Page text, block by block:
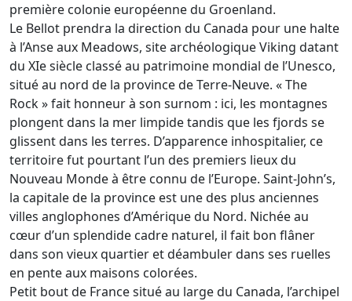
première colonie européenne du Groenland.
Le Bellot prendra la direction du Canada pour une halte
à l’Anse aux Meadows, site archéologique Viking datant
du XIe siècle classé au patrimoine mondial de l’Unesco,
situé au nord de la province de Terre-Neuve. « The
Rock » fait honneur à son surnom : ici, les montagnes
plongent dans la mer limpide tandis que les fjords se
glissent dans les terres. D’apparence inhospitalier, ce
territoire fut pourtant l’un des premiers lieux du
Nouveau Monde à être connu de l’Europe. Saint-John’s,
la capitale de la province est une des plus anciennes
villes anglophones d’Amérique du Nord. Nichée au
cœur d’un splendide cadre naturel, il fait bon flâner
dans son vieux quartier et déambuler dans ses ruelles
en pente aux maisons colorées.
Petit bout de France situé au large du Canada, l’archipel